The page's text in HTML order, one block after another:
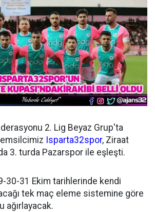
2. Lig Beyaz Grup'ta
Isparta32spor, Ziraat
3. turda Pazarspor ile eşleşti.
30-31 Ekim tarihlerinde kendi
tek maç eleme sistemine göre
ağırlayacak.